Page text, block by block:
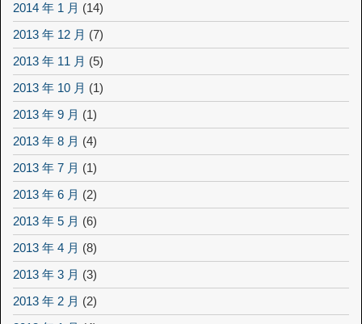
2014 年 1 月 (14)
2013 年 12 月 (7)
2013 年 11 月 (5)
2013 年 10 月 (1)
2013 年 9 月 (1)
2013 年 8 月 (4)
2013 年 7 月 (1)
2013 年 6 月 (2)
2013 年 5 月 (6)
2013 年 4 月 (8)
2013 年 3 月 (3)
2013 年 2 月 (2)